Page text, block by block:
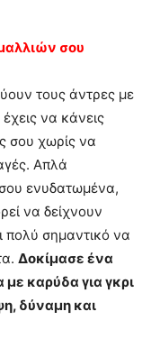
σου
τους άντρες με
να κάνεις
σου χωρίς να
Απλά
ενυδατωμένα,
να δείχνουν
πολύ σημαντικό να
Δοκίμασε ένα
καρύδα για γκρι
δύναμη και